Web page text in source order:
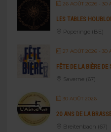
26 AOÛT 2026- 30
LES TABLES
Poperinge (BE)
27 AOÛT 2026- 30
FÊTE DE LA BIÈRE DE
Saverne (67)
30 AOÛT 2026
20 ANS DE LA
Breitenbach (67)